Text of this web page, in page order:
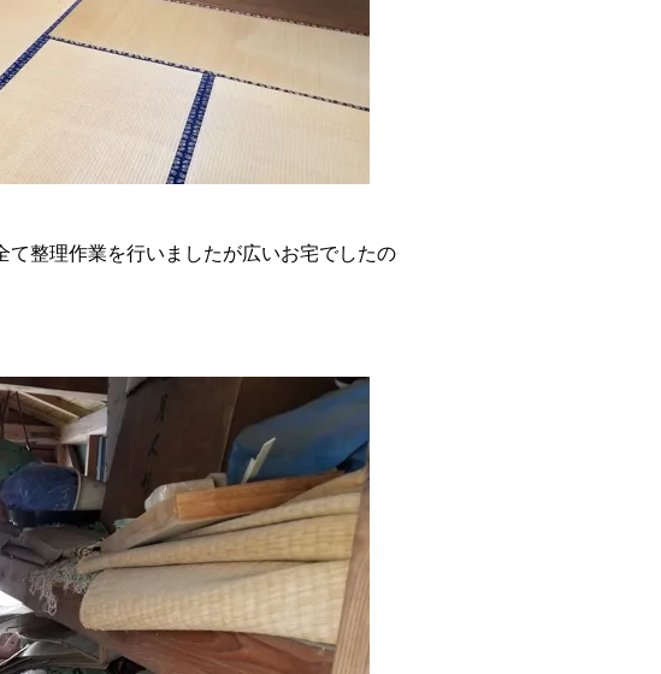
整理作業を行いましたが広いお宅でしたの